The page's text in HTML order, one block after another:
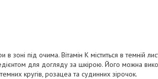
зоні під очима. Вітамін К міститься в темній
для догляду за шкірою. Його можна
кругів, розацеа та судинних зірочок.